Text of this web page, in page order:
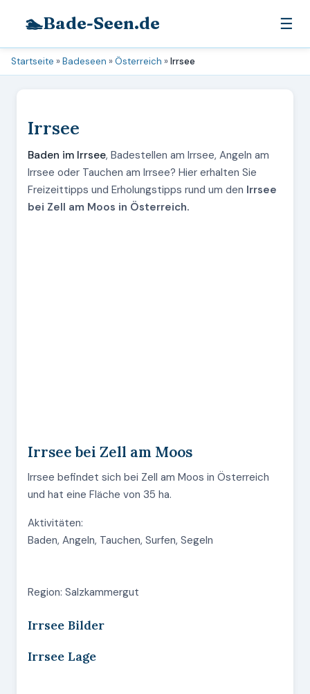
🏊Bade-Seen.de ☰
Startseite »Badeseen »Österreich »Irrsee
Irrsee
Baden im Irrsee, Badestellen am Irrsee, Angeln am
Irrsee oder Tauchen am Irrsee? Hier erhalten Sie
Freizeittipps und Erholungstipps rund um den Irrsee
bei Zell am Moos in Österreich.
Irrsee bei Zell am Moos
Irrsee befindet sich bei Zell am Moos in Österreich
und hat eine Fläche von 35 ha.
Aktivitäten:
Baden, Angeln, Tauchen, Surfen, Segeln
Region: Salzkammergut
Irrsee Bilder
Irrsee Lage